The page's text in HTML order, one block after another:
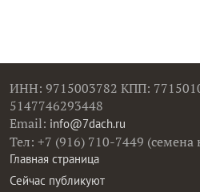
ИНН: 9715003782 КПП:
5147746293448
Email: info@7dach.ru
Тел: +7 (916) 710-7449 (семена
Главная страница
Сейчас публикуют